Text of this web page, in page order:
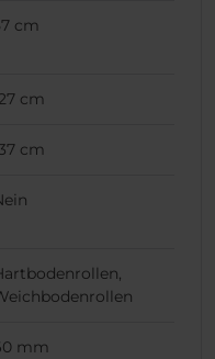
cm
cm
cm
mm